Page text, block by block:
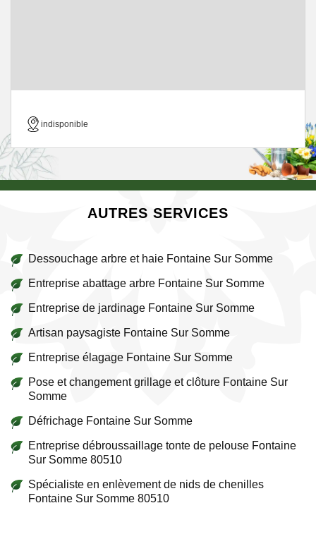
indisponible
AUTRES SERVICES
Dessouchage arbre et haie Fontaine Sur Somme
Entreprise abattage arbre Fontaine Sur Somme
Entreprise de jardinage Fontaine Sur Somme
Artisan paysagiste Fontaine Sur Somme
Entreprise élagage Fontaine Sur Somme
Pose et changement grillage et clôture Fontaine Sur
Somme
Défrichage Fontaine Sur Somme
Entreprise débroussaillage tonte de pelouse Fontaine
Sur Somme 80510
Spécialiste en enlèvement de nids de chenilles
Fontaine Sur Somme 80510